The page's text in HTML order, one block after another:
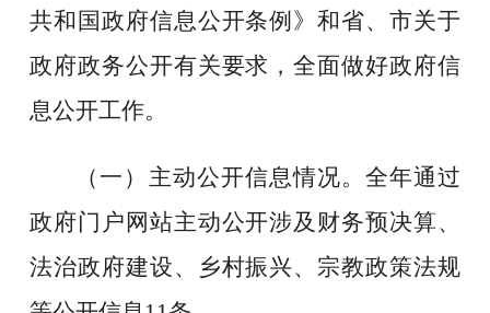
共和国政府信息公开条例》和省、市关于
政府政务公开有关要求，全面做好政府信
息公开工作。
（一）主动公开信息情况。全年通过
政府门户网站主动公开涉及财务预决算、
法治政府建设、乡村振兴、宗教政策法规